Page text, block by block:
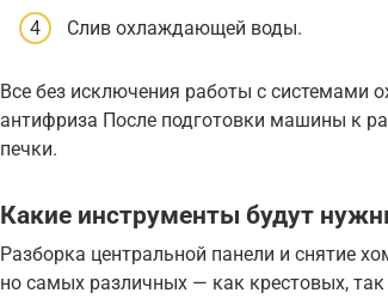
Слив охлаждающей воды.
Все без исключения работы с системами
антифриза После подготовки машины к
печки.
Какие инструменты будут
Разборка центральной панели и снятие
но самых различных — как крестовых,